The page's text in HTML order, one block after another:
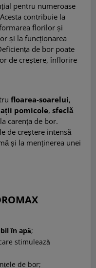
pentru numeroase
contribuie la
florilor și
și la funcționarea
de bor poate
de creștere, înflorire
floarea-soarelui,
pomicole,sfeclă
carența de bor.
de creștere intensă
și la menținerea unei
în apă;
stimulează
de bor;